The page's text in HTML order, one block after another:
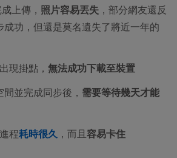
上傳， 照片容易丟失 ，部分網友還反
成功，但還是莫名遺失了將近一年的
現掛點， 無法成功下載至裝置
並完成同步後， 需要等待幾天才能
程耗時很久 ，而且容易卡住